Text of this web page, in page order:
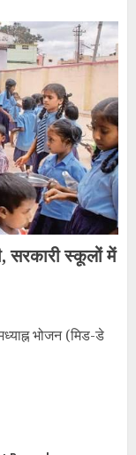
सरकारी स्कूलों में
भोजन (मिड-डे